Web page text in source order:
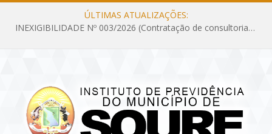
ÚLTIMAS ATUALIZAÇÕES:
INEXIGIBILIDADE Nº 003/2026 (Contratação de consultoria previdenciária com finalidade de obtenção do CRP, confecção dos demonstrativos previdenciários DAIR, DIPR e DPIN, preparar e alimentar o CADPREV, em atendimento às demandas do Instituto de Previdência dos Servidores do Município de Soure – IPSMS, por um período de 10 (dez) meses)